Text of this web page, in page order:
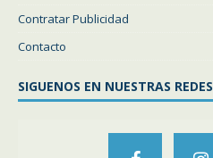
Contratar Publicidad
Contacto
SIGUENOS EN NUESTRAS REDES